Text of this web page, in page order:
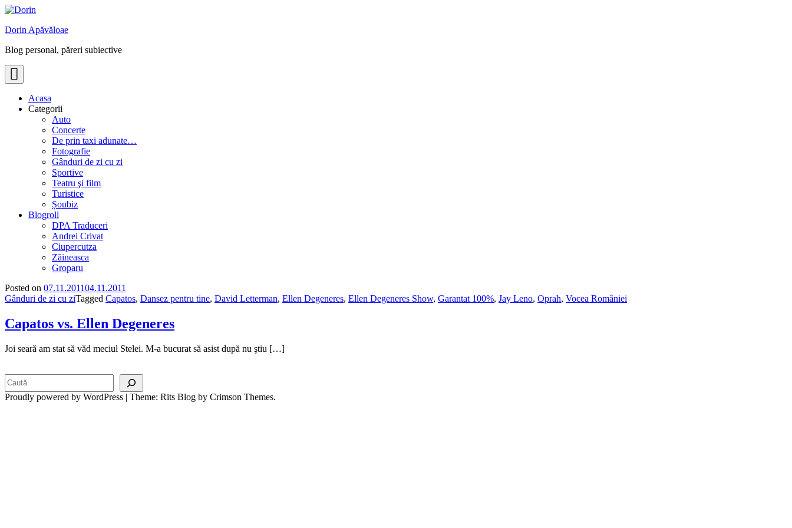
Skip
content
Dorin Apăvăloae
Blog personal, păreri subiective
Acasa
Categorii
Auto
Concerte
De prin taxi adunate…
Fotografie
Gânduri de zi cu zi
Sportive
Teatru şi film
Turistice
Șoubiz
Blogroll
DPA Traduceri
Andrei Crivat
Ciupercutza
Zăineasca
Groparu
Posted on 07.11.201104.11.2011
Gânduri de zi cu ziTagged Capatos, Dansez pentru tine, David Letterman, Ellen Degeneres, Ellen Degeneres Show, Garantat 100%, Jay Leno, Oprah, Vocea României
Capatos vs. Ellen Degeneres
Joi seară am stat să văd meciul Stelei. M-a bucurat să asist după nu ştiu […]
Proudly powered by WordPress | Theme: Rits Blog by Crimson Themes.